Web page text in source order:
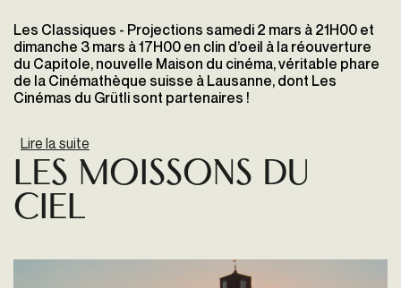
Les Classiques - Projections samedi 2 mars à 21H00 et
dimanche 3 mars à 17H00 en clin d’oeil à la réouverture
du Capitole, nouvelle Maison du cinéma, véritable phare
de la Cinémathèque suisse à Lausanne, dont Les
Cinémas du Grütli sont partenaires !
Lire la suite
Les Moissons du
Ciel